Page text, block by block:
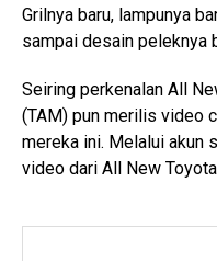
Grilnya baru, lampunya
sampai desain peleknya
Seiring perkenalan All
(TAM) pun merilis video
mereka ini. Melalui akun
video dari All New